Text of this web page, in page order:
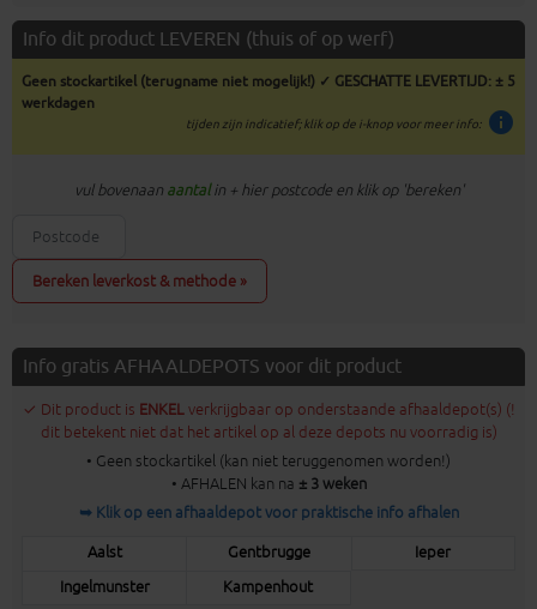
Info dit product LEVEREN (thuis of op werf)
Geen stockartikel (terugname niet mogelijk!) ✓ GESCHATTE LEVERTIJD: ± 5
werkdagen
info
tijden zijn indicatief; klik op de i-knop voor meer info:
vul bovenaan aantalin + hier postcode en klik op 'bereken'
Bereken leverkost & methode »
Info gratis AFHAALDEPOTS voor dit product
✓ Dit product is ENKELverkrijgbaar op onderstaande afhaaldepot(s) (!
dit betekent niet dat het artikel op al deze depots nu voorradig is)
• Geen stockartikel (kan niet teruggenomen worden!)
• AFHALEN kan na ± 3 weken
➥ Klik op een afhaaldepot voor praktische info afhalen
Aalst Gentbrugge
Ieper
Ingelmunster
Kampenhout